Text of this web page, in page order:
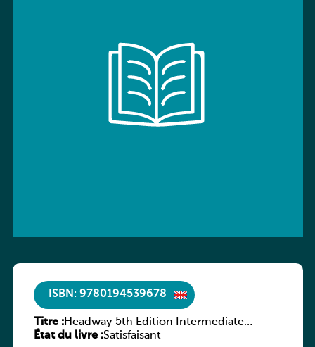
ISBN: 9780194539678
Titre :Headway 5th Edition Intermediate
Workbook without key
État du livre :Satisfaisant